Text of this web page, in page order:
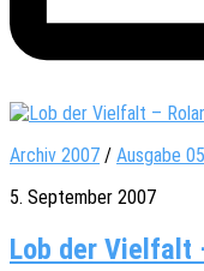
Archiv 2007 / Ausgabe
5. September 2007
Lob der Vielfalt